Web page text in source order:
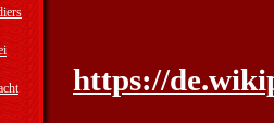
https://